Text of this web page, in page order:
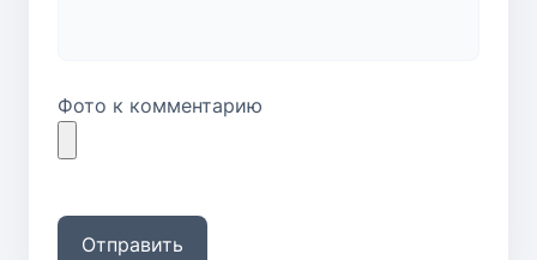
Фото к комментарию
Отправить